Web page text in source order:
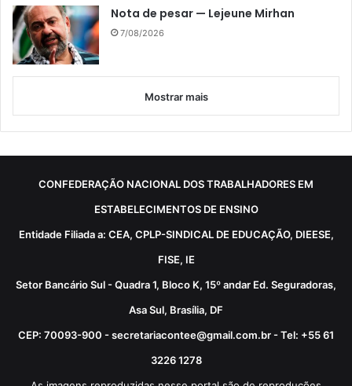
Nota de pesar — Lejeune Mirhan
7/08/2026
Mostrar mais
CONFEDERAÇÃO NACIONAL DOS TRABALHADORES EM
ESTABELECIMENTOS DE ENSINO
Entidade Filiada a: CEA, CPLP-SINDICAL DE EDUCAÇÃO, DIEESE,
FISE, IE
Setor Bancário Sul - Quadra 1, Bloco K, 15º andar Ed. Seguradoras,
Asa Sul, Brasília, DF
CEP: 70093-900 - secretariacontee@gmail.com.br - Tel: +55 61
3226 1278